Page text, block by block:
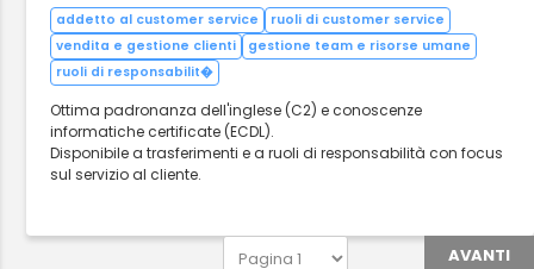
addetto al customer service
ruoli di customer service
vendita e gestione clienti
gestione team e risorse umane
ruoli di responsabilit�
Ottima padronanza dell'inglese (C2) e conoscenze
informatiche certificate (ECDL).
Disponibile a trasferimenti e a ruoli di responsabilità con focus
sul servizio al cliente.
AVANTI